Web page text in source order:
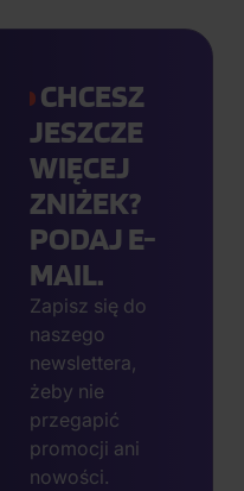
CHCESZ
JESZCZE
WIĘCEJ
ZNIŻEK?
PODAJ E-
MAIL.
Zapisz się do
naszego
newslettera,
żeby nie
przegapić
promocji ani
nowości.